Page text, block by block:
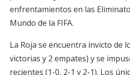
enfrentamientos en las
Mundo de la FIFA.
La Roja se encuentra invicto de
victorias y 2 empates) y se
recientes (1-0, 2-1 y 2-1). Los